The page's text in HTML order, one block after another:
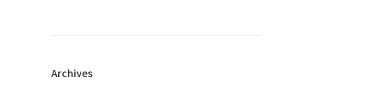
플
Archives